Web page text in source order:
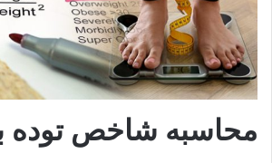
محاسبه شاخص توده